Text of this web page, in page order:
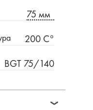
75 мм
200 C°
BGT 75/140